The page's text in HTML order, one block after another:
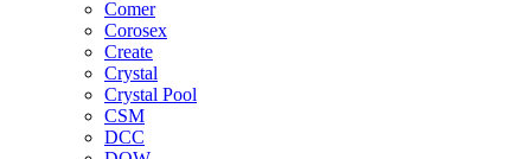
Comer
Corosex
Create
Crystal
Crystal Pool
CSM
DCC